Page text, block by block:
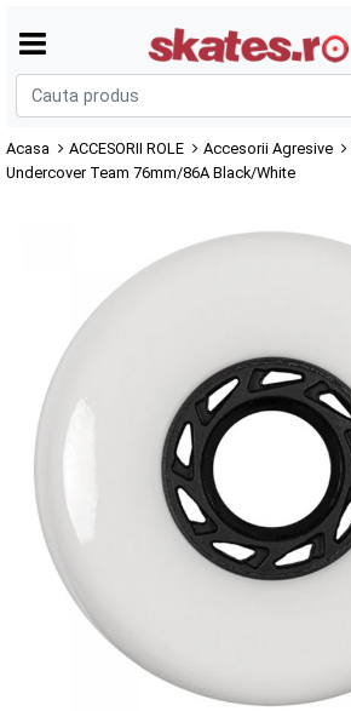
Acasa ACCESORII ROLE Accesorii Agresive
Undercover Team 76mm/86A Black/White